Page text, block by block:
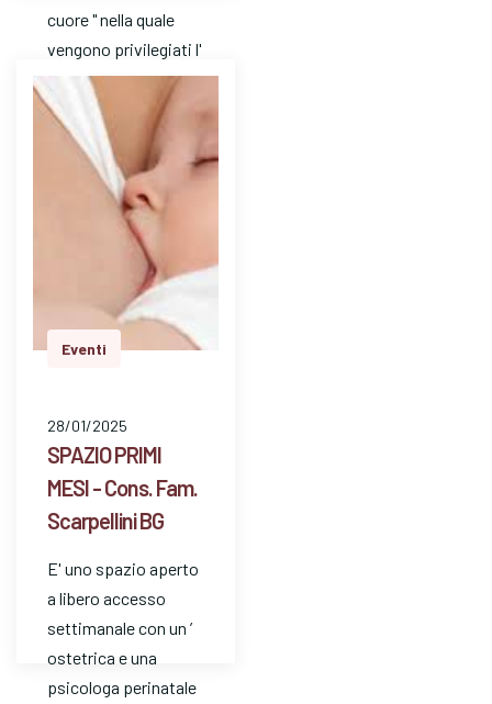
cuore " nella quale
vengono privilegiati l'
ascolto e l'
attenzione. E' un
mezzo…
Eventi
28/01/2025
SPAZIO PRIMI
MESI - Cons. Fam.
Scarpellini BG
E' uno spazio aperto
a libero accesso
settimanale con un ’
ostetrica e una
psicologa perinatale